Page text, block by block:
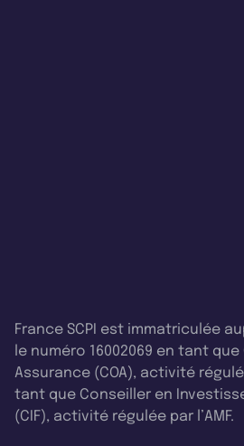
France SCPI est immatriculée
le numéro 16002069 en tant
Assurance (COA), activité
tant que Conseiller en
(CIF), activité régulée par l’AMF.